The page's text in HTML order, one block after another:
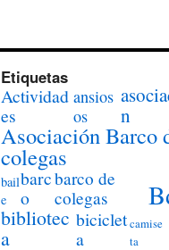
Etiquetas
Actividad
es
ansios
os
n
Asociación Barco
colegas
bail
e
barc
o
barco de
colegas
bibliotec
a
biciclet
a
camise
ta